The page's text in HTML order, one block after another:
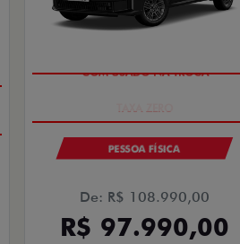
PESSOA FÍSICA
De: R$ 108.990,00
R$ 97.990,00